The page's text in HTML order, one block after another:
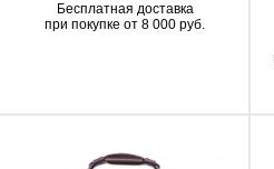
Бесплатная доставка
при покупке от 8 000 руб.